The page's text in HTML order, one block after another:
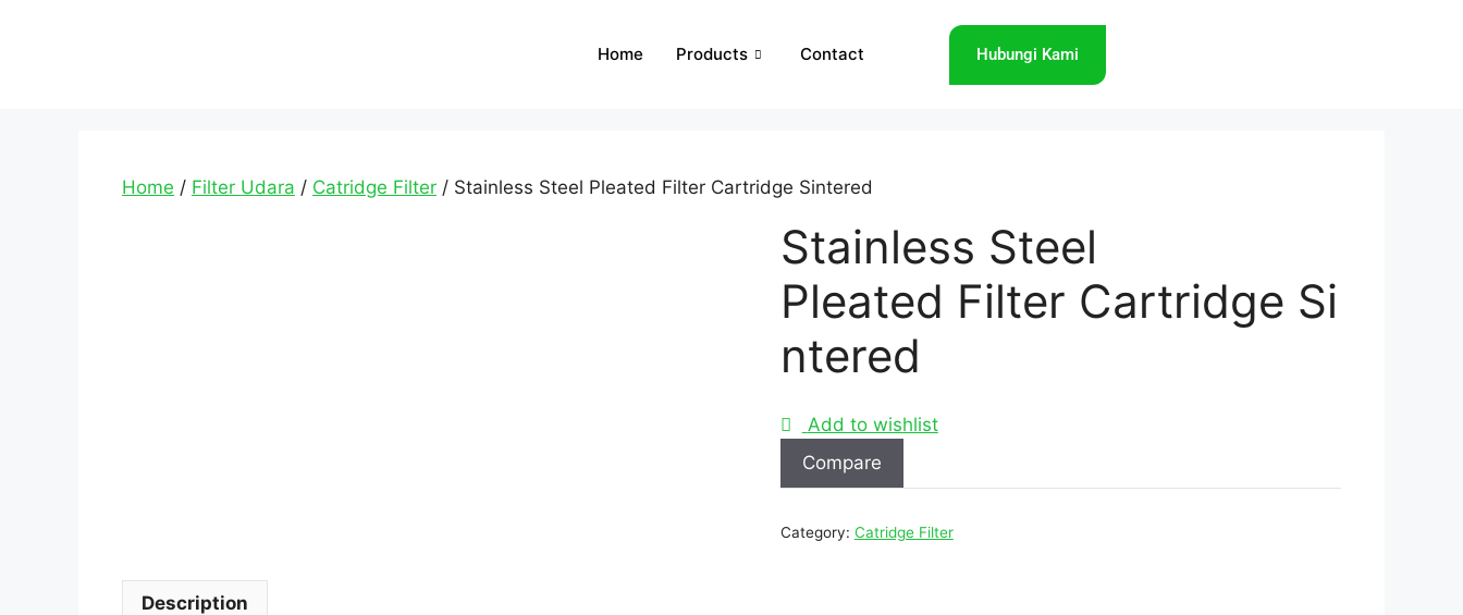
Home Products Contact Hubungi Kami
Home / Filter Udara / Catridge Filter / Stainless Steel Pleated Filter Cartridge Sintered
Stainless Steel
Pleated Filter Cartridge Si
ntered
Add to wishlist
Compare
Category: Catridge Filter
Description